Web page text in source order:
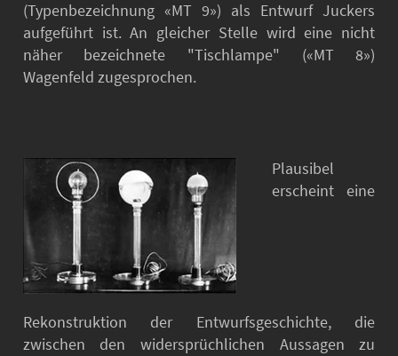
(Typenbezeichnung «MT 9») als Entwurf Juckers
aufgeführt ist. An gleicher Stelle wird eine nicht
näher bezeichnete "Tischlampe" («MT 8»)
Wagenfeld zugesprochen.
Plausibel
erscheint eine
Rekonstruktion der Entwurfsgeschichte, die
zwischen den widersprüchlichen Aussagen zu